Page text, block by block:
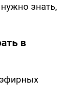
знать,
в